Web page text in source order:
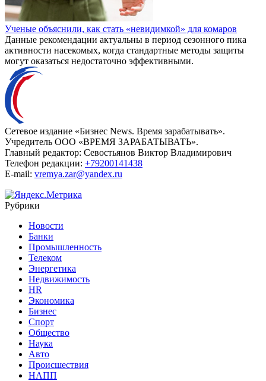
Ученые объяснили, как стать «невидимкой» для комаров
Данные рекомендации актуальны в период сезонного пика
активности насекомых, когда стандартные методы защиты
могут оказаться недостаточно эффективными.
Сетевое издание «Бизнес News. Время зарабатывать».
Учредитель ООО «ВРЕМЯ ЗАРАБАТЫВАТЬ».
Главный редактор: Севостьянов Виктор Владимирович
Телефон редакции: +79200141438
E-mail: vremya.zar@yandex.ru
Рубрики
Новости
Банки
Промышленность
Телеком
Энергетика
Недвижимость
HR
Экономика
Бизнес
Спорт
Общество
Наука
Авто
Происшествия
НАПП